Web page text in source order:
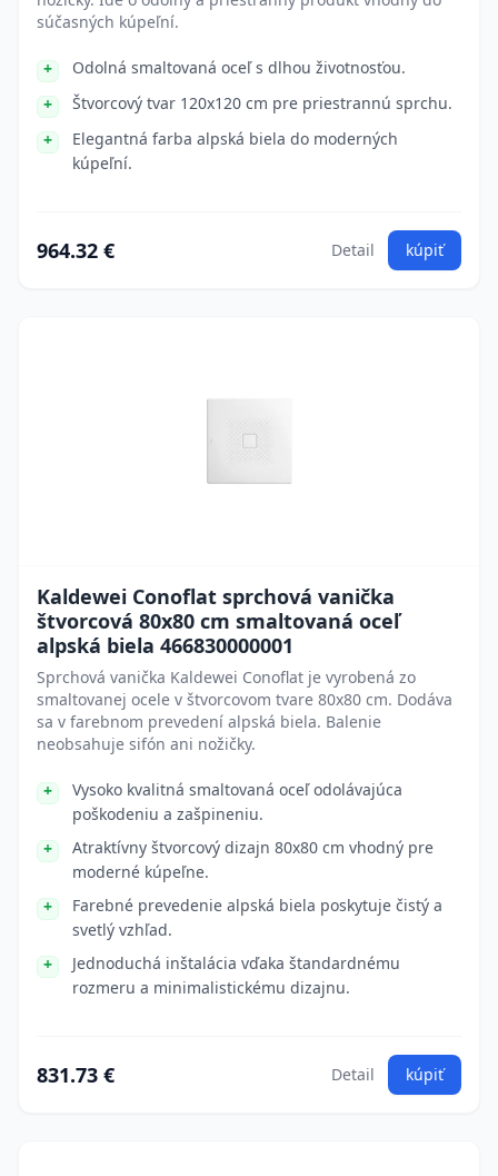
súčasných kúpeľní.
Odolná smaltovaná oceľ s dlhou životnosťou.
Štvorcový tvar 120x120 cm pre priestrannú sprchu.
Elegantná farba alpská biela do moderných
kúpeľní.
964.32 € Detail kúpiť
Kaldewei Conoflat sprchová vanička
štvorcová 80x80 cm smaltovaná oceľ
alpská biela 466830000001
Sprchová vanička Kaldewei Conoflat je vyrobená zo
smaltovanej ocele v štvorcovom tvare 80x80 cm. Dodáva
sa v farebnom prevedení alpská biela. Balenie
neobsahuje sifón ani nožičky.
Vysoko kvalitná smaltovaná oceľ odolávajúca
poškodeniu a zašpineniu.
Atraktívny štvorcový dizajn 80x80 cm vhodný pre
moderné kúpeľne.
Farebné prevedenie alpská biela poskytuje čistý a
svetlý vzhľad.
Jednoduchá inštalácia vďaka štandardnému
rozmeru a minimalistickému dizajnu.
831.73 € Detail kúpiť